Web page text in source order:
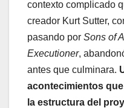
contexto complicado
creador Kurt Sutter,
pasando por Sons of
Executioner,
antes que culminara.
acontecimientos
la estructura del